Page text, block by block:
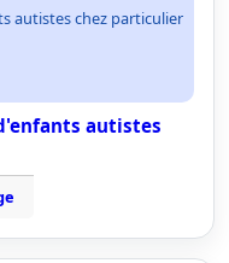
autistes chez particulier
autistes